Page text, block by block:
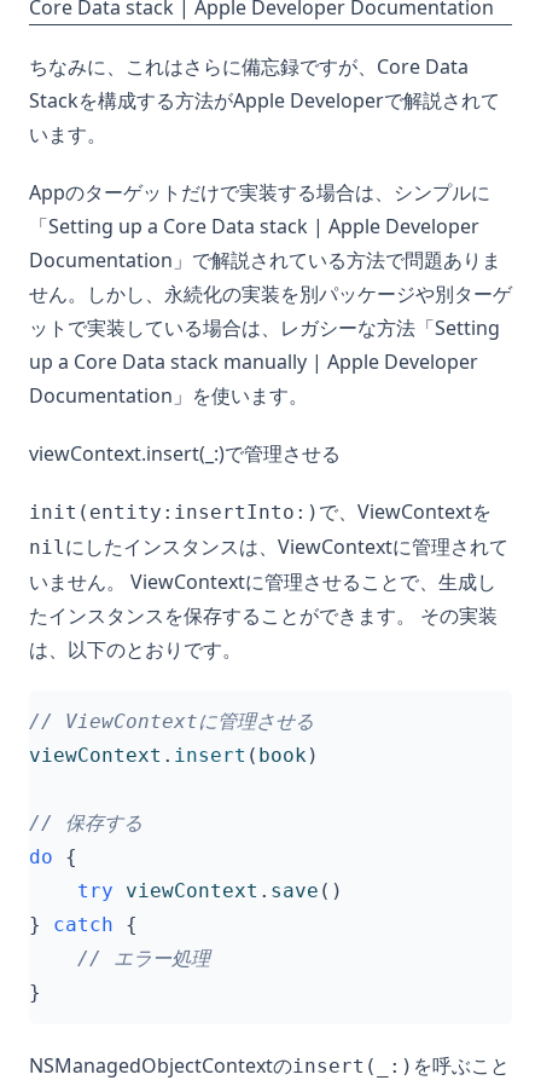
Core Data stack | Apple Developer Documentation
ちなみに、これはさらに備忘録ですが、Core Data
Stackを構成する方法がApple Developerで解説されて
います。
Appのターゲットだけで実装する場合は、シンプルに
「Setting up a Core Data stack | Apple Developer
Documentation 」で解説されている方法で問題ありま
せん。しかし、永続化の実装を別パッケージや別ターゲ
ットで実装している場合は、レガシーな方法「Setting
up a Core Data stack manually | Apple Developer
Documentation 」を使います。
viewContext.insert(_:)で管理させる
init(entity:insertInto:) で、ViewContextを
nilにしたインスタンスは、ViewContextに管理されて
いません。 ViewContextに管理させることで、生成し
たインスタンスを保存することができます。 その実装
は、以下のとおりです。
// ViewContextに管理させる
viewContext . insert ( book)
// 保存する
do
{
try
viewContext . save ()
}
catch
{
// エラー処理
}
NSManagedObjectContextのinsert(_:) を呼ぶこと